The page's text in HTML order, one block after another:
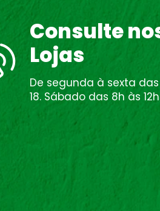
Consulte
Lojas
De segunda à sexta
18. Sábado das 8h às 12h